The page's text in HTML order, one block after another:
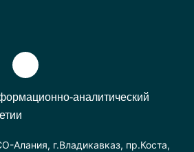
аналитический
Алания, г.Владикавказ, пр.Коста,